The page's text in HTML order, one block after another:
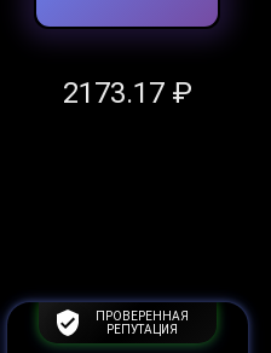
2173.17 ₽
ПРОВЕРЕННАЯ
РЕПУТАЦИЯ